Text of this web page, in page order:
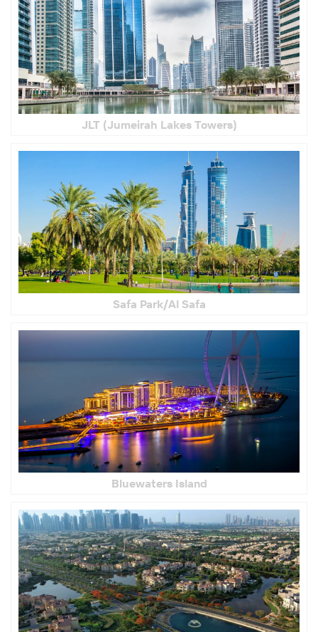
JLT (Jumeirah Lakes Towers)
Safa Park/Al Safa
Bluewaters Island